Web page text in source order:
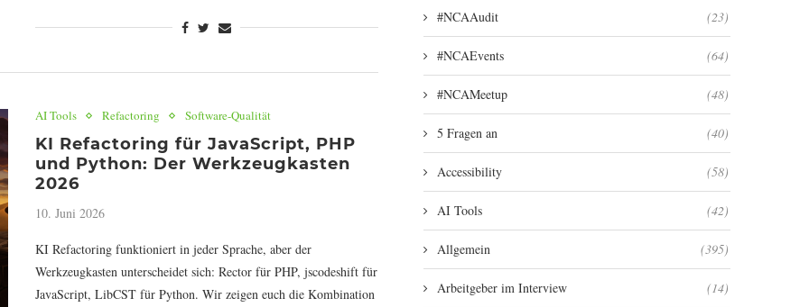
AI Tools Refactoring Software-Qualität
KI Refactoring für JavaScript, PHP
und Python: Der Werkzeugkasten
2026
10. Juni 2026
KI Refactoring funktioniert in jeder Sprache, aber der
Werkzeugkasten unterscheidet sich: Rector für PHP, jscodeshift für
JavaScript, LibCST für Python. Wir zeigen euch die Kombination
#NCAAudit (23)
#NCAEvents (64)
#NCAMeetup (48)
5 Fragen an (40)
Accessibility (58)
AI Tools (42)
Allgemein (395)
Arbeitgeber im Interview (14)